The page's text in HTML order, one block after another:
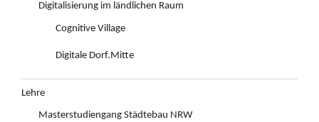
Digitalisierung im ländlichen Raum
Cognitive Village
Digitale Dorf.Mitte
Lehre
Masterstudiengang Städtebau NRW